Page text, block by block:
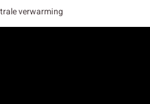
verwarming